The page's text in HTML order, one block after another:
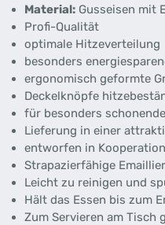
Material: Gusseisen mit
Profi-Qualität
optimale Hitzeverteilung
besonders
ergonomisch geformte
Deckelknöpfe
für besonders
Lieferung in einer
entworfen in
Strapazierfähige
Leicht zu reinigen und
Hält das Essen bis zum
Zum Servieren am Tisch